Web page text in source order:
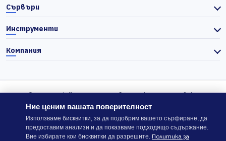
Сървъри
Инструменти
Компания
© 2026 Actiefhost. Съгласно българското търговско
законодателство цените в сайта се показват без ДДС, а ДДС се
изчислява отделно при завършване на поръчката, когато е
приложимо.
Ние ценим вашата поверителност
Използваме бисквитки, за да подобрим вашето сърфиране, да
предоставим анализи и да показваме подходящо съдържание.
Вие избирате кои бисквитки да разрешите. Политика за